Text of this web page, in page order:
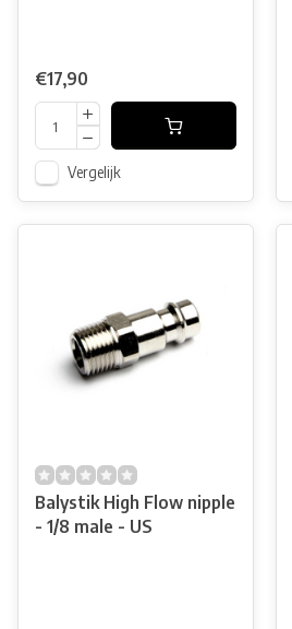
€17,90
Vergelijk
Balystik High Flow nipple
- 1/8 male - US